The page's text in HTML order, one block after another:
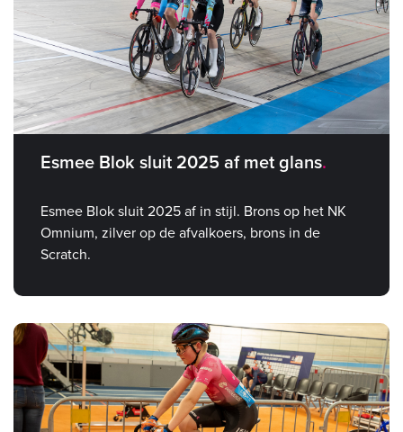
Esmee Blok sluit 2025 af met glans
Esmee Blok sluit 2025 af in stijl. Brons op het NK
Omnium, zilver op de afvalkoers, brons in de
Scratch.